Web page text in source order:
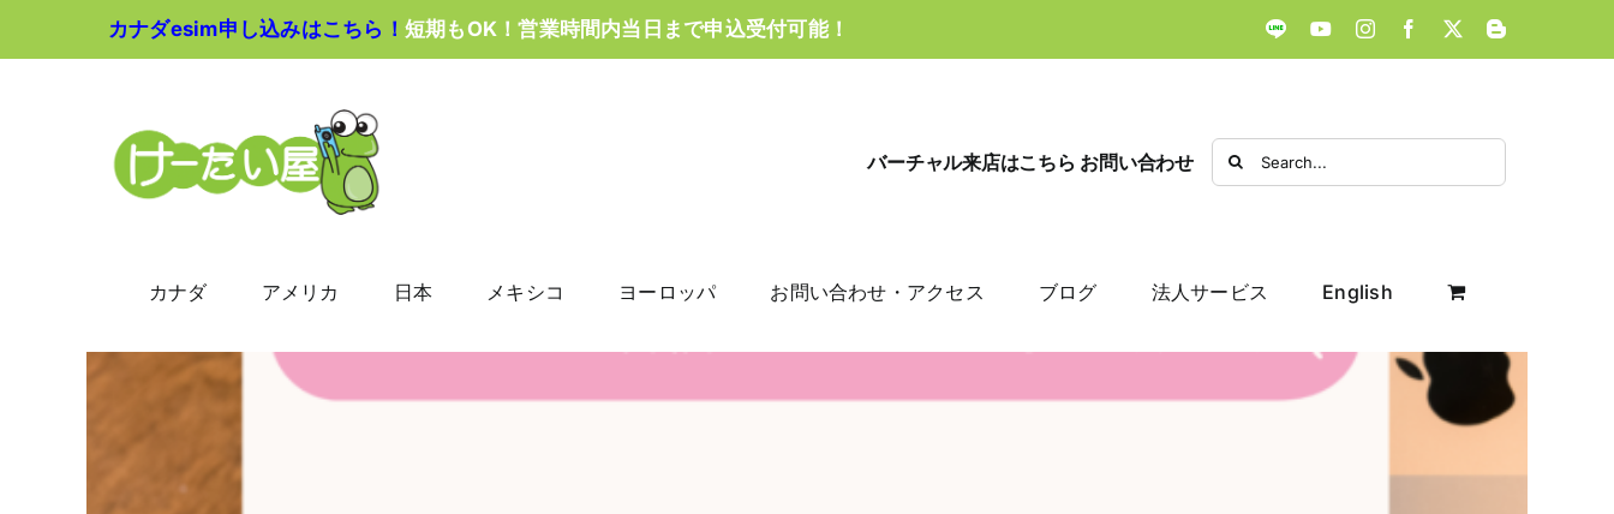
カナダesim申し込みはこちら！ 短期もOK！営業時間内当日まで申込受付可能！ LINE YouTubeInstagramFacebook
X Blogger
バーチャル来店はこちら お問い合わせ
Search
for:
カナダ アメリカ 日本 メキシコ ヨーロッパ お問い合わせ・アクセス ブログ 法人サービス English